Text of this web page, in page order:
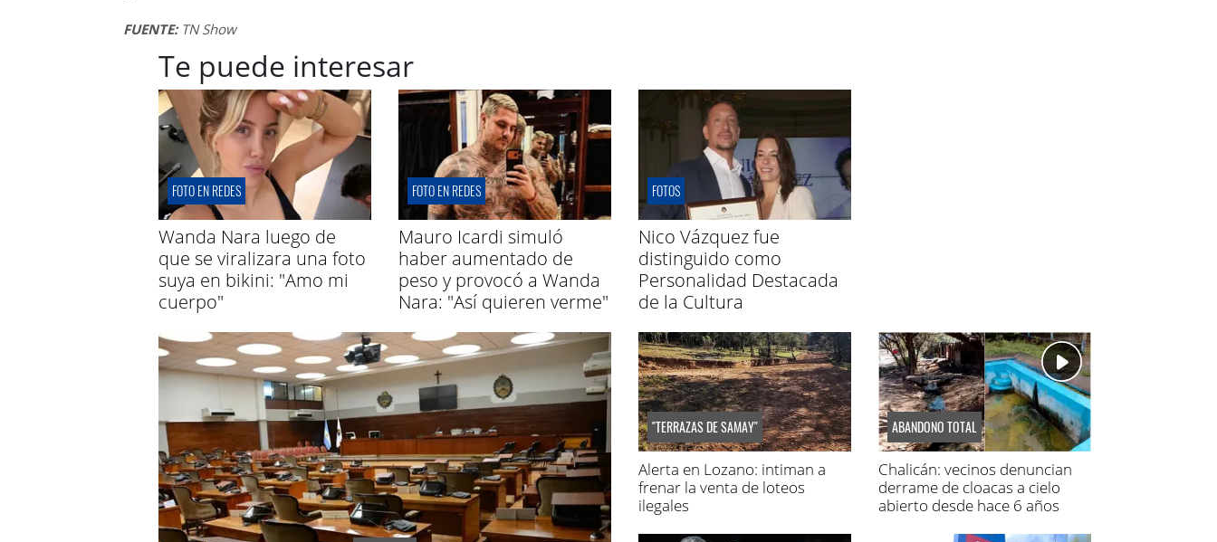
FUENTE:TN Show
Te puede interesar
FOTO EN REDES
Wanda Nara luego de
que se viralizara una foto
suya en bikini: "Amo mi
cuerpo"
FOTO EN REDES
Mauro Icardi simuló
haber aumentado de
peso y provocó a Wanda
Nara: "Así quieren verme"
FOTOS
Nico Vázquez fue
distinguido como
Personalidad Destacada
de la Cultura
"TERRAZAS DE SAMAY"
Alerta en Lozano: intiman a
frenar la venta de loteos
ilegales
ABANDONO TOTAL
Chalicán: vecinos denuncian
derrame de cloacas a cielo
abierto desde hace 6 años